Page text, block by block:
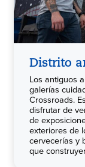
Distrito
Los antiguos
galerías
Crossroads.
disfrutar de
de
exteriores de
cervecerías y
que